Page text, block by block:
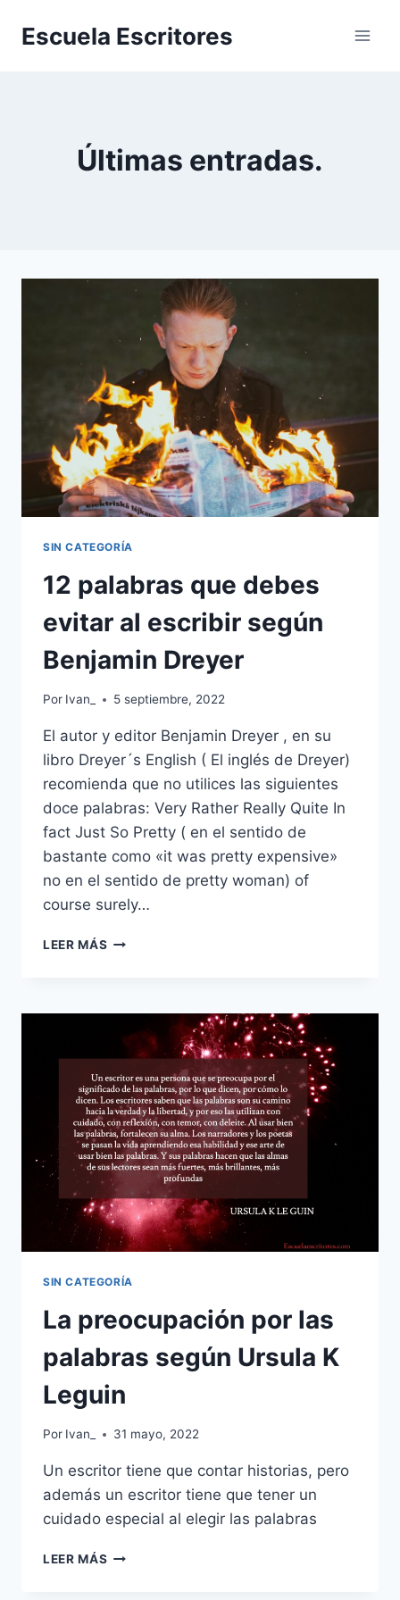
Escuela Escritores
Últimas entradas.
SIN CATEGORÍA
12 palabras que debes
evitar al escribir según
Benjamin Dreyer
Por Ivan_ 5 septiembre, 2022
El autor y editor Benjamin Dreyer , en su
libro Dreyer´s English ( El inglés de Dreyer)
recomienda que no utilices las siguientes
doce palabras: Very Rather Really Quite In
fact Just So Pretty ( en el sentido de
bastante como «it was pretty expensive»
no en el sentido de pretty woman) of
course surely…
LEER MÁS
EVITAR
ESCRIBIR
SEGÚN
BENJAMIN
DREYER
SIN CATEGORÍA
La preocupación por las
palabras según Ursula K
Leguin
Por Ivan_ 31 mayo, 2022
Un escritor tiene que contar historias, pero
además un escritor tiene que tener un
cuidado especial al elegir las palabras
LEER MÁS LA